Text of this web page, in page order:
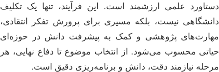
دستاورد علمی ارزشمند است. این فرآیند، تنها یک تکلیف
دانشگاهی نیست، بلکه مسیری برای پرورش تفکر انتقادی،
مهارت‌های پژوهشی و کمک به پیشرفت دانش در حوزه‌ای
حیاتی محسوب می‌شود. از انتخاب موضوع تا دفاع نهایی، هر
مرحله نیازمند دقت، دانش و برنامه‌ریزی دقیق است.